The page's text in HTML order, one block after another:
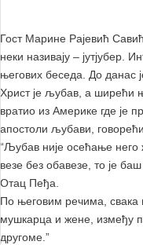
Гост Марине Рајевић
неки називају – јутјубер.
његових беседа. До данас
Христ је љубав, а ширећи
вратио из Америке где је
апостоли љубави,
“Љубав није осећање
везе без обавезе, то је
Отац Пеђа.
По његовим речима, свака
мушкарца и жене, између
другоме.”